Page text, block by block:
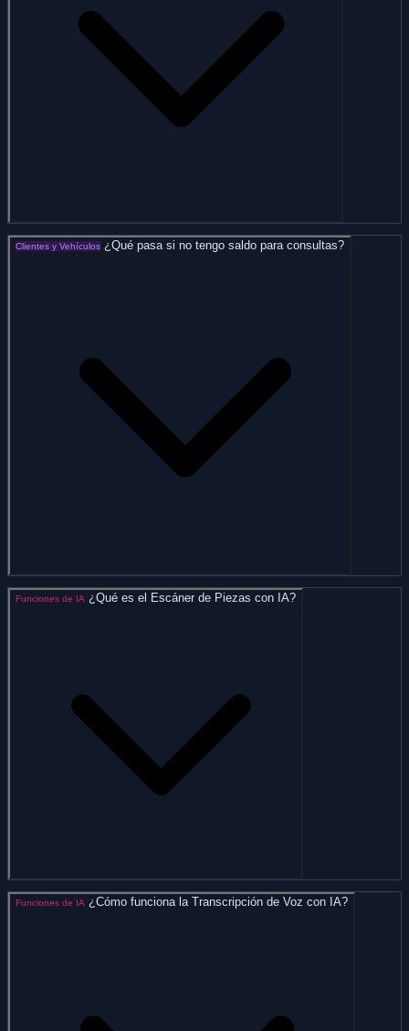
Clientes y Vehículos ¿Qué pasa si no tengo saldo para consultas?
Funciones de IA ¿Qué es el Escáner de Piezas con IA?
Funciones de IA ¿Cómo funciona la Transcripción de Voz con IA?